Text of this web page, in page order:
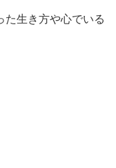
た生き方や心でいる